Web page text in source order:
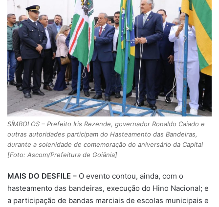
SÍMBOLOS – Prefeito Iris Rezende, governador Ronaldo Caiado e
outras autoridades participam do Hasteamento das Bandeiras,
durante a solenidade de comemoração do aniversário da Capital
[Foto: Ascom/Prefeitura de Goiânia]
MAIS DO DESFILE – O evento contou, ainda, com o
hasteamento das bandeiras, execução do Hino Nacional; e
a participação de bandas marciais de escolas municipais e